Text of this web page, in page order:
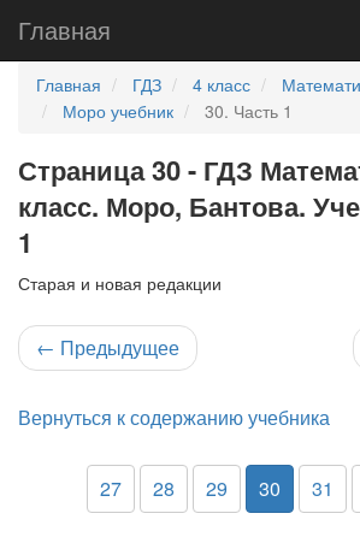
Главная
Главная ГДЗ 4 класс
Моро учебник
30. Часть 1
Страница 30 - ГДЗ
класс. Моро, Бантова.
1
Старая и новая редакции
← Предыдущее
Вернуться к содержанию учебника
27 28 29 30 31